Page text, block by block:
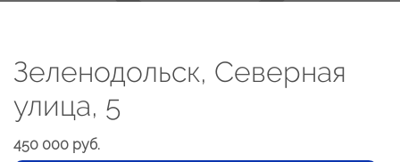
Зеленодольск, Северная
улица, 5
450 000 руб.